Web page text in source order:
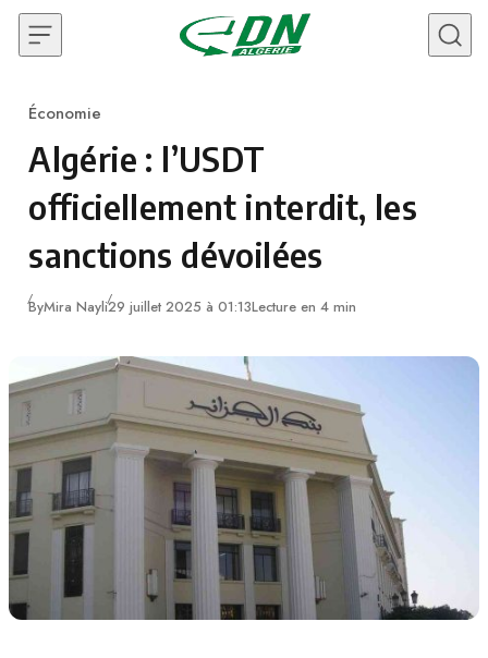
Skip to content
Category
Économie
Algérie : l’USDT
officiellement interdit, les
sanctions dévoilées
ByMira Nayli29 juillet 2025 à 01:13Lecture en 4 min